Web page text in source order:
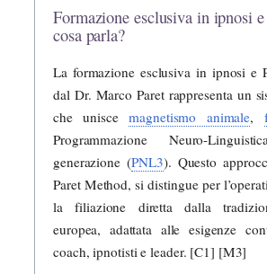
Formazione esclusiva in ipnosi
cosa parla?
La formazione esclusiva in ipnosi e
dal Dr. Marco Paret rappresenta un
che uniscemagnetismo animale,
Programmazione Neuro-
generazione (PNL3). Questo
Paret Method, si distingue per
la filiazione diretta dalla
europea, adattata alle esigenze
coach, ipnotisti e leader. [C1] [M3]